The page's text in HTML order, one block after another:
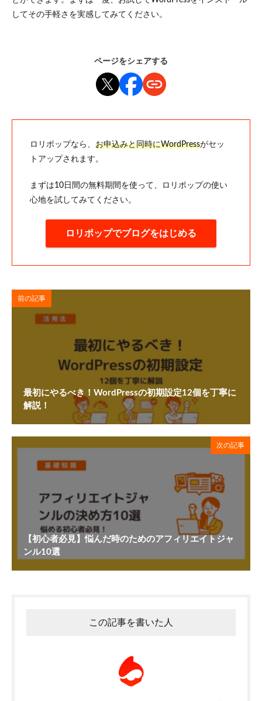
してその手軽さを実感してみてください。
ページをシェアする
ロリポップなら、 お申込みと同時にWordPressがセッ
トアップされます。
まずは10日間の無料期間を使って、ロリポップの使い
心地を試してみてください。
ロリポップでブログをはじめる
前の記事
最初にやるべき！WordPressの初期設定12個を丁寧に
解説！
次の記事
【初心者必見】悩んだ時のためのアフィリエイトジャ
ンル10選
この記事を書いた人